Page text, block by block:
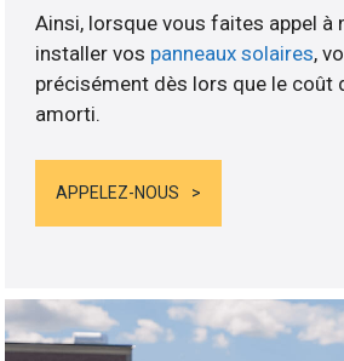
Ainsi, lorsque vous faites appel à
installer vos panneaux solaires,
précisément dès lors que le coût
amorti.
APPELEZ-NOUS